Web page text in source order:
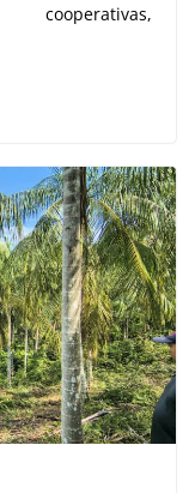
cooperativas,